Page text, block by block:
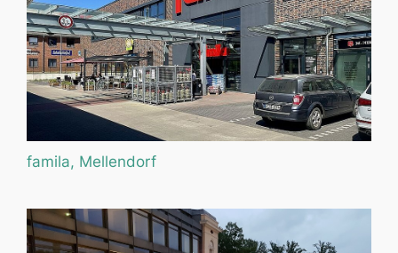
famila, Mellendorf